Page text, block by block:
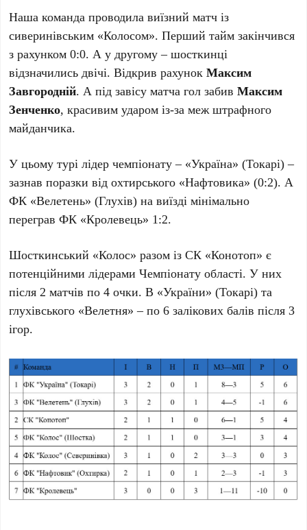
Наша команда проводила виїзний матч із
сиверинівським «Колосом». Перший тайм закінчився
з рахунком 0:0. А у другому – шосткинці
відзначились двічі. Відкрив рахунокМаксим
Завгородній. А під завісу матча гол забивМаксим
Зенченко, красивим ударом із-за меж штрафного
майданчика.
У цьому турі лідер чемпіонату – «Україна» (Токарі) –
зазнав поразки від охтирського «Нафтовика» (0:2). А
ФК «Велетень» (Глухів) на виїзді мінімально
переграв ФК «Кролевець» 1:2.
Шосткинський «Колос» разом із СК «Конотоп» є
потенційними лідерами Чемпіонату області. У них
після 2 матчів по 4 очки. В «України» (Токарі) та
глухівського «Велетня» – по 6 залікових балів після 3
ігор.